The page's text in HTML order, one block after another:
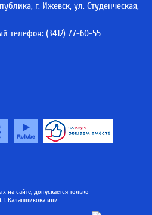
г. Ижевск, ул. Студенческая,
телефон: (3412) 77-60-55
сайте, допускается только
Калашникова или